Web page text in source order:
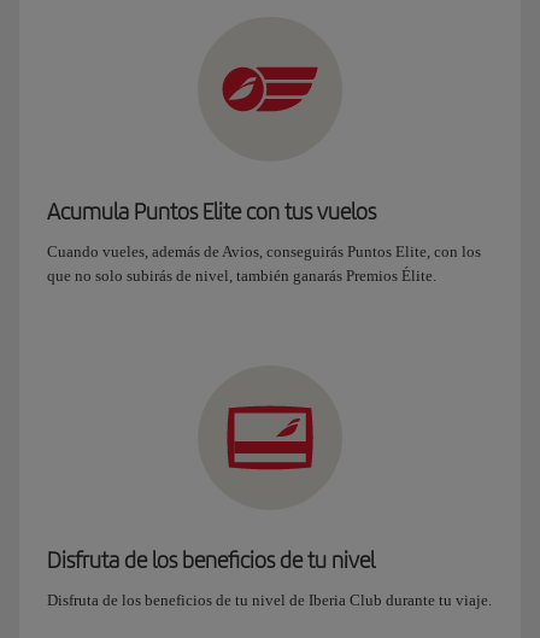
Acumula Puntos Elite con tus vuelos
Cuando vueles, además de Avios, conseguirás Puntos Elite, con los
que no solo subirás de nivel, también ganarás Premios Élite.
Disfruta de los beneficios de tu nivel
Disfruta de los beneficios de tu nivel de Iberia Club durante tu viaje.